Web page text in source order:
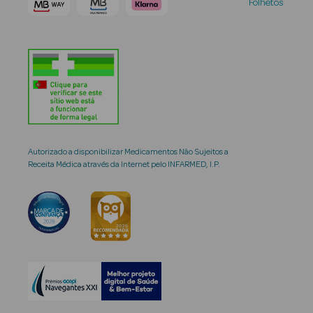
Autorizado a disponibilizar Medicamentos Não Sujeitos a
Receita Médica através da Internet pelo INFARMED, I.P.
Folhetos